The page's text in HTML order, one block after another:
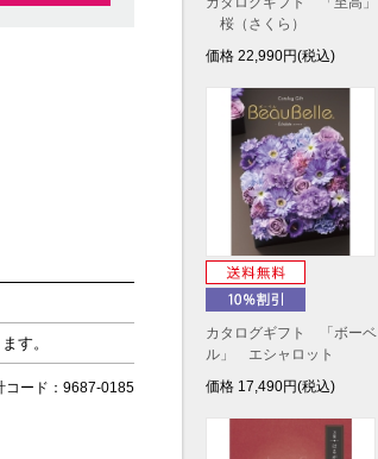
す。
コード：9687-0185
桜（さくら）
価格 22,990円(税込)
カタログギフト 「ボーベ
ル」 エシャロット
価格 17,490円(税込)